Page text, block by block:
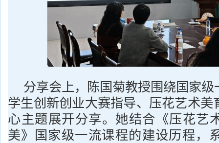
分享会上，陈国菊教授围绕国家
学生创新创业大赛指导、压花艺术美
心主题展开分享。她结合《压花
美》国家级一流课程的建设历程，